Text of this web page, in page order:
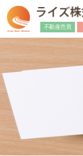
不動産売買